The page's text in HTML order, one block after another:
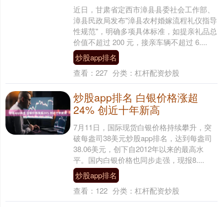
近日，甘肃省定西市漳县县委社会工作部、
漳县民政局发布"漳县农村婚嫁流程礼仪指导
性规范"，明确多项具体标准，如提亲礼品总
价值不超过 200 元，接亲车辆不超过 6....
炒股app排名
查看： 227 分类： 杠杆配资炒股
炒股app排名 白银价格涨超
24% 创近十年新高
7月11日，国际现货白银价格持续攀升，突
破每盎司38美元炒股app排名，达到每盎司
38.06美元，创下自2012年以来的最高水
平。国内白银价格也同步走强，现报8....
炒股app排名
查看： 122 分类： 杠杆配资炒股